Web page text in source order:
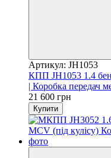
Артикул: JH1053
КПП JH1053 1.4
| Коробка передач
21 600 грн
Купити